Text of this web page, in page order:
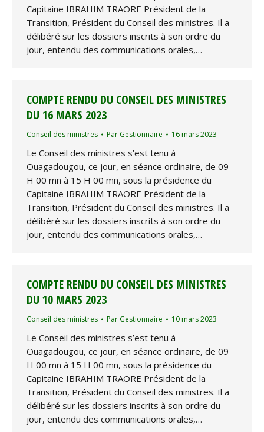
Capitaine IBRAHIM TRAORE Président de la
Transition, Président du Conseil des ministres. Il a
délibéré sur les dossiers inscrits à son ordre du
jour, entendu des communications orales,…
COMPTE RENDU DU CONSEIL DES MINISTRES
DU 16 MARS 2023
Conseil des ministres Par Gestionnaire 16 mars 2023
Le Conseil des ministres s’est tenu à
Ouagadougou, ce jour, en séance ordinaire, de 09
H 00 mn à 15 H 00 mn, sous la présidence du
Capitaine IBRAHIM TRAORE Président de la
Transition, Président du Conseil des ministres. Il a
délibéré sur les dossiers inscrits à son ordre du
jour, entendu des communications orales,…
COMPTE RENDU DU CONSEIL DES MINISTRES
DU 10 MARS 2023
Conseil des ministres Par Gestionnaire 10 mars 2023
Le Conseil des ministres s’est tenu à
Ouagadougou, ce jour, en séance ordinaire, de 09
H 00 mn à 15 H 00 mn, sous la présidence du
Capitaine IBRAHIM TRAORE Président de la
Transition, Président du Conseil des ministres. Il a
délibéré sur les dossiers inscrits à son ordre du
jour, entendu des communications orales,…